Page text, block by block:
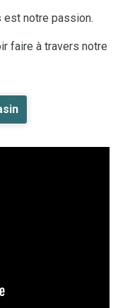
est notre passion.
faire à travers notre